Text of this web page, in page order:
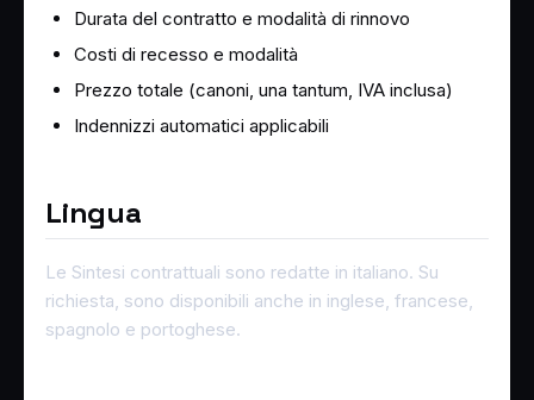
Durata del contratto e modalità di rinnovo
Costi di recesso e modalità
Prezzo totale (canoni, una tantum, IVA inclusa)
Indennizzi automatici applicabili
Lingua
Le Sintesi contrattuali sono redatte in italiano. Su
richiesta, sono disponibili anche in inglese, francese,
spagnolo e portoghese.